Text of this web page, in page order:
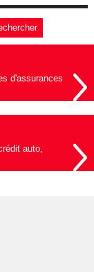
d'assurances
auto,